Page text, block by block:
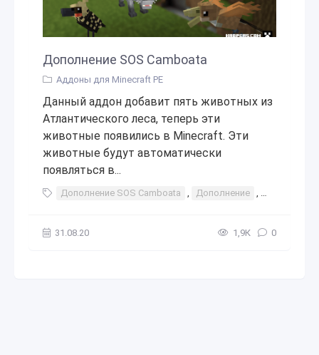
Дополнение SOS Camboata
Аддоны для Minecraft PE
Данный аддон добавит пять животных из
Атлантического леса, теперь эти
животные появились в Minecraft. Эти
животные будут автоматически
появляться в...
Дополнение SOS Camboata , Дополнение , SOS
31.08.20 1,9К 0